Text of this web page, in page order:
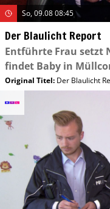
So, 09.08 08:45
Der Blaulicht Report
Entführte Frau setzt
findet Baby in
Original Titel: Der Blaulicht